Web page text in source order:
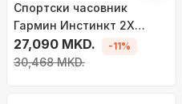
Спортски часовник
Гармин Инстинкт 2X
Солар Тактикал Едишн,
ГПС, соларно полнење,
27,090 MKD.
30,468 MKD.
-11%